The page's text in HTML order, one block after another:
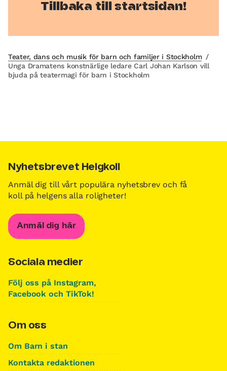
Tillbaka till startsidan!
Teater, dans och musik för barn och familjer i Stockholm /
Unga Dramatens konstnärlige ledare Carl Johan Karlson vill
bjuda på teatermagi för barn i Stockholm
Nyhetsbrevet Helgkoll
Anmäl dig till vårt populära nyhetsbrev och få
koll på helgens alla roligheter!
Anmäl dig här
Sociala medier
Följ oss på Instagram,
Facebook och TikTok!
Om oss
Om Barn i stan
Kontakta redaktionen